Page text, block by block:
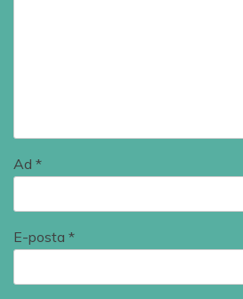
Ad *
E-posta *